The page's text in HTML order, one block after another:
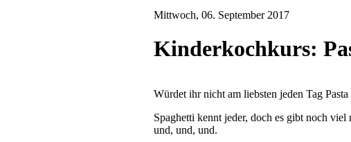
Mittwoch, 06. September 2017
Kinderkochkurs:
Würdet ihr nicht am liebsten jeden Tag Pasta
Spaghetti kennt jeder, doch es gibt noch
und, und, und.